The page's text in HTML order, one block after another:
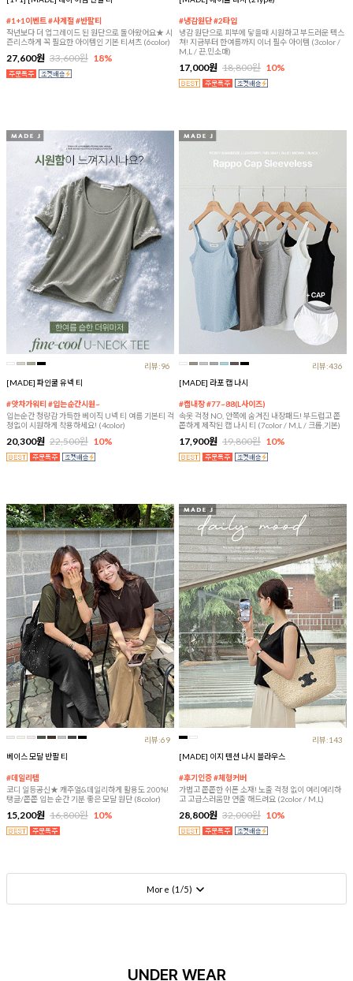
#1+1이벤트 #사계절 #반팔티
작년보다 더 업그레이드 된 원단으로 돌아왔어요★ 시
즌리스하게 꼭 필요한 아이템인 기본 티셔츠 (6color)
27,600원 33,600원 18%
#냉감원단 #2타입
냉감 원단으로 피부에 닿을때 시원하고 부드러운 텍스
쳐! 지금부터 한여름까지 이너 필수 아이템 (3color /
M,L / 끈,민소매)
17,000원 18,800원 10%
리뷰:96
[MADE] 파인쿨 유넥 티
#앗차가워티 #입는순간시원~
입는순간 청량감 가득한 베이직 U넥 티 여름 기본티 걱
정없이 시원하게 착용하세요! (4color)
20,300원 22,500원 10%
리뷰:436
[MADE] 라포 캡 나시
#캡내장 #77~88(L사이즈)
속옷 걱정 NO, 안쪽에 숨겨진 내장패드! 부드럽고 쫀
쫀하게 제작된 캡 나시 티 (7color / M,L / 크롭,기본)
17,900원 19,800원 10%
리뷰:69
베이스 모달 반팔 티
#데일리템
코디 일등공신★ 캐주얼&데일리하게 활용도 200%!
탱글/쫀쫀 입는 순간 기분 좋은 모달 원단 (8color)
15,200원 16,800원 10%
리뷰:143
[MADE] 이지 텐션 나시 블라우스
#후기인증 #체형커버
가볍고 쫀쫀한 쉬폰 소재! 노출 걱정 없이 여리여리하
고 고급스러움만 연출 해드려요 (2color / M,L)
28,800원 32,000원 10%
More (1 /5)
UNDER WEAR